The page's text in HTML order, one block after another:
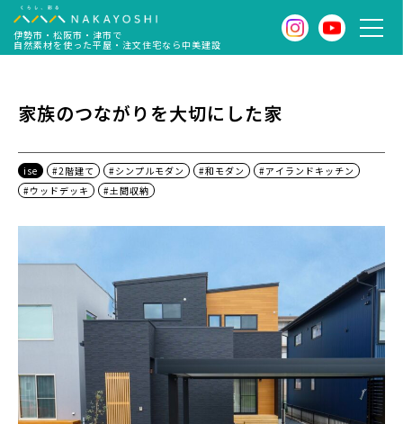
伊勢市・松阪市・津市で
自然素材を使った平屋・注文住宅なら中美建設
家族のつながりを大切にした家
ise #2階建て #シンプルモダン #和モダン
#アイランドキッチン
#ウッドデッキ
#土間収納